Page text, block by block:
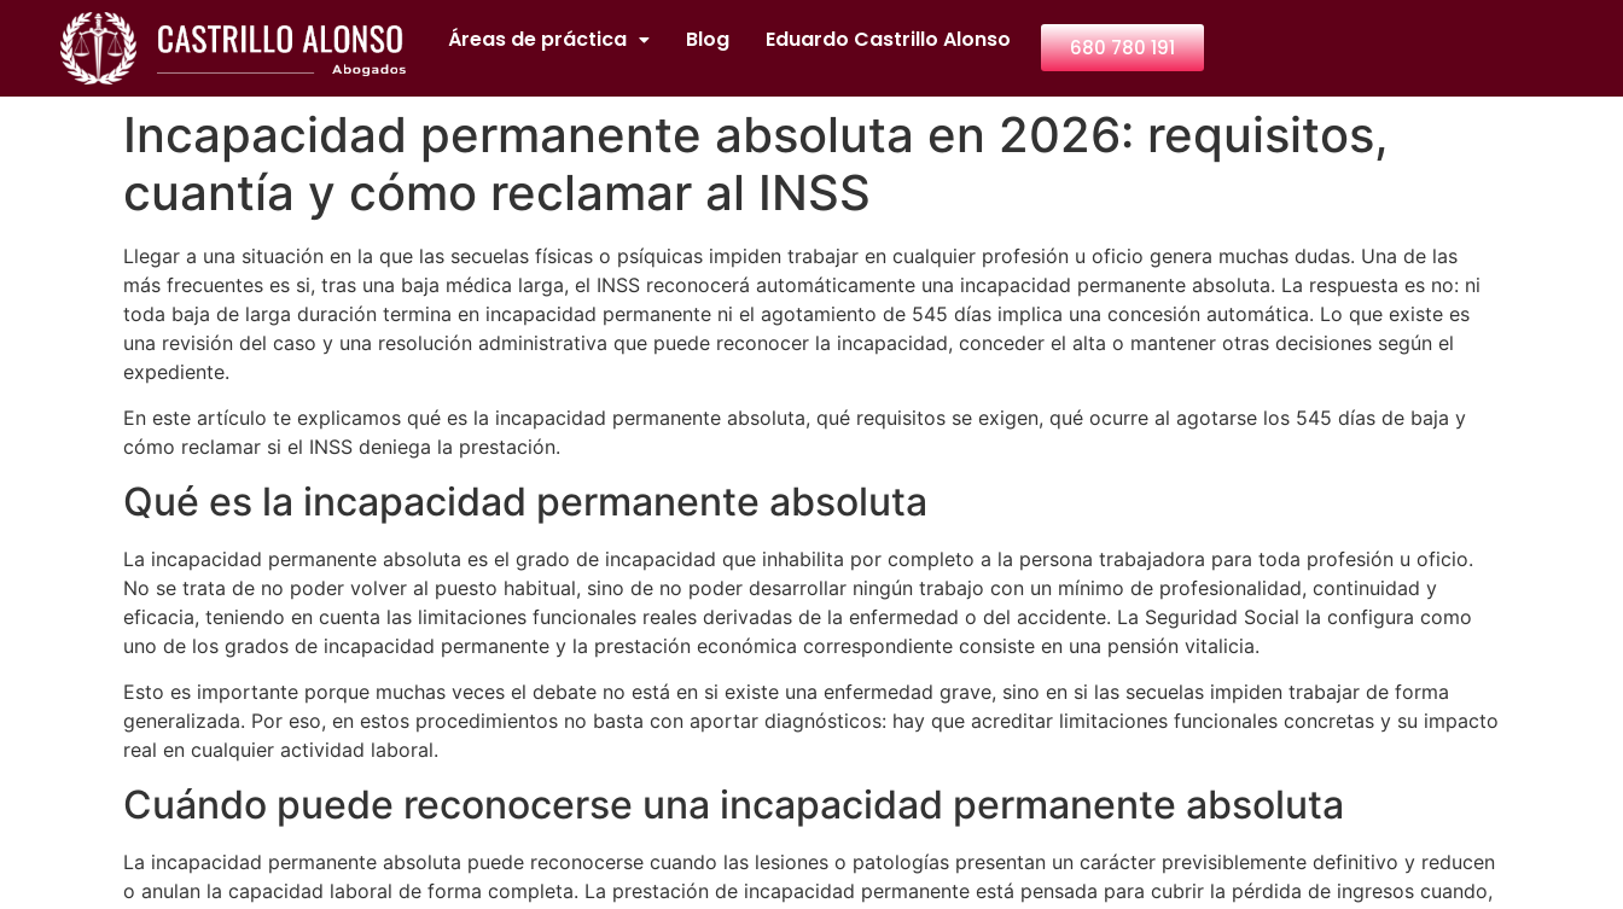
Áreas de práctica Blog Eduardo Castrillo Alonso 680 780 191
Incapacidad permanente absoluta en 2026: requisitos,
cuantía y cómo reclamar al INSS
Llegar a una situación en la que las secuelas físicas o psíquicas impiden trabajar en cualquier profesión u oficio genera muchas dudas. Una de las
más frecuentes es si, tras una baja médica larga, el INSS reconocerá automáticamente una incapacidad permanente absoluta. La respuesta es no: ni
toda baja de larga duración termina en incapacidad permanente ni el agotamiento de 545 días implica una concesión automática. Lo que existe es
una revisión del caso y una resolución administrativa que puede reconocer la incapacidad, conceder el alta o mantener otras decisiones según el
expediente.
En este artículo te explicamos qué es la incapacidad permanente absoluta, qué requisitos se exigen, qué ocurre al agotarse los 545 días de baja y
cómo reclamar si el INSS deniega la prestación.
Qué es la incapacidad permanente absoluta
La incapacidad permanente absoluta es el grado de incapacidad que inhabilita por completo a la persona trabajadora para toda profesión u oficio.
No se trata de no poder volver al puesto habitual, sino de no poder desarrollar ningún trabajo con un mínimo de profesionalidad, continuidad y
eficacia, teniendo en cuenta las limitaciones funcionales reales derivadas de la enfermedad o del accidente. La Seguridad Social la configura como
uno de los grados de incapacidad permanente y la prestación económica correspondiente consiste en una pensión vitalicia.
Esto es importante porque muchas veces el debate no está en si existe una enfermedad grave, sino en si las secuelas impiden trabajar de forma
generalizada. Por eso, en estos procedimientos no basta con aportar diagnósticos: hay que acreditar limitaciones funcionales concretas y su impacto
real en cualquier actividad laboral.
Cuándo puede reconocerse una incapacidad permanente absoluta
La incapacidad permanente absoluta puede reconocerse cuando las lesiones o patologías presentan un carácter previsiblemente definitivo y reducen
o anulan la capacidad laboral de forma completa. La prestación de incapacidad permanente está pensada para cubrir la pérdida de ingresos cuando,